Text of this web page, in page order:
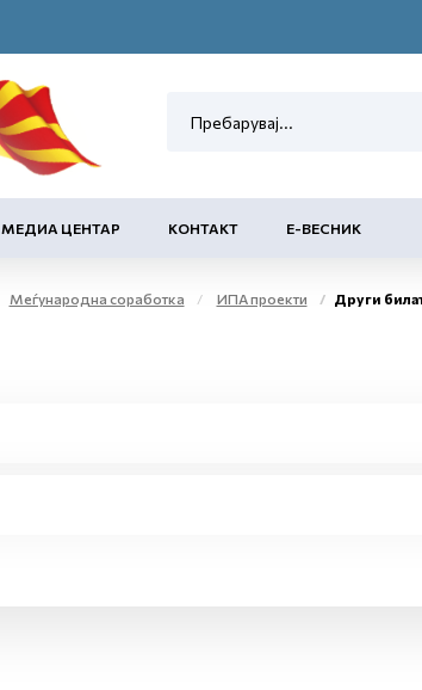
МЕДИА ЦЕНТАР КОНТАКТ Е-ВЕСНИК
Меѓународна соработка ИПА проекти Други